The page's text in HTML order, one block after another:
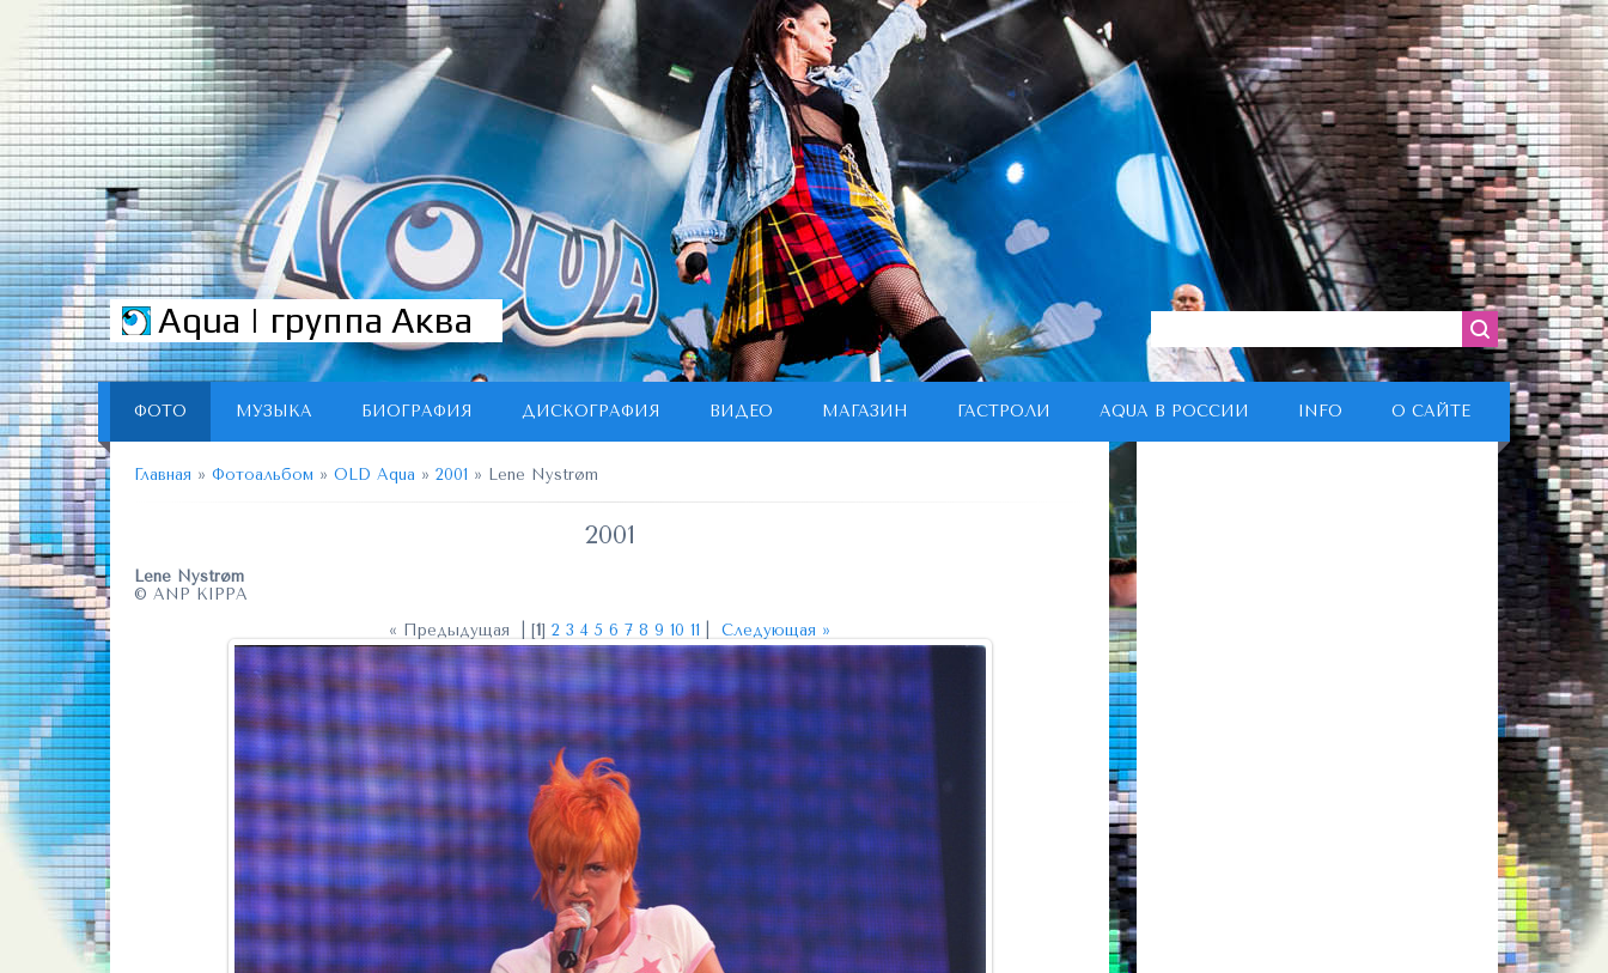
Aqua | группа Аква
ФОТО МУЗЫКА БИОГРАФИЯ ДИСКОГРАФИЯ ВИДЕО МАГАЗИН ГАСТРОЛИ AQUA В РОССИИ INFO О САЙТЕ
Главная » Фотоальбом » OLD Aqua » 2001 » Lene Nystrøm
2001
Lene Nystrøm
© ANP KIPPA
« Предыдущая | [1]2 3 4 5 6 7 8 9 10 11 |Следующая »